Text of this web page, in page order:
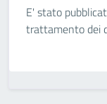
E' stato
trattamento dei